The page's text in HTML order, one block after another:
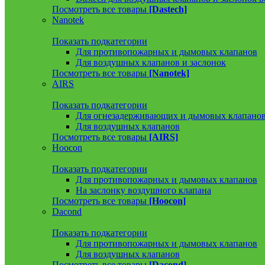
Посмотреть все товары [Dastech]
Nanotek
Показать подкатегории
Для противопожарных и дымовых клапанов
Для воздушных клапанов и заслонок
Посмотреть все товары [Nanotek]
AIRS
Показать подкатегории
Для огнезадерживающих и дымовых
Для воздушных клапанов
Посмотреть все товары [AIRS]
Hoocon
Показать подкатегории
Для противопожарных и дымовых клапанов
На заслонку воздушного клапана
Посмотреть все товары [Hoocon]
Dacond
Показать подкатегории
Для противопожарных и дымовых клапанов
Для воздушных клапанов